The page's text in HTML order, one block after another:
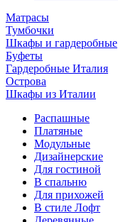
Матрасы
Тумбочки
Шкафы и гардеробные
Буфеты
Гардеробные Италия
Острова
Шкафы из Италии
Распашные
Платяные
Модульные
Дизайнерские
Для гостиной
В спальню
Для прихожей
В стиле Лофт